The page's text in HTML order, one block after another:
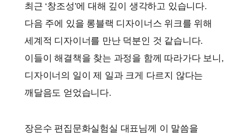
최근 ‘창조성’에 대해 깊이 생각하고 있습니다.
다음 주에 있을 롱블랙 디자이너스 위크를 위해
세계적 디자이너를 만난 덕분인 것 같습니다.
이들이 해결책을 찾는 과정을 함께 따라가다 보니,
디자이너의 일이 제 일과 크게 다르지 않다는
깨달음도 얻었습니다.
장은수 편집문화실험실 대표님께 이 말씀을